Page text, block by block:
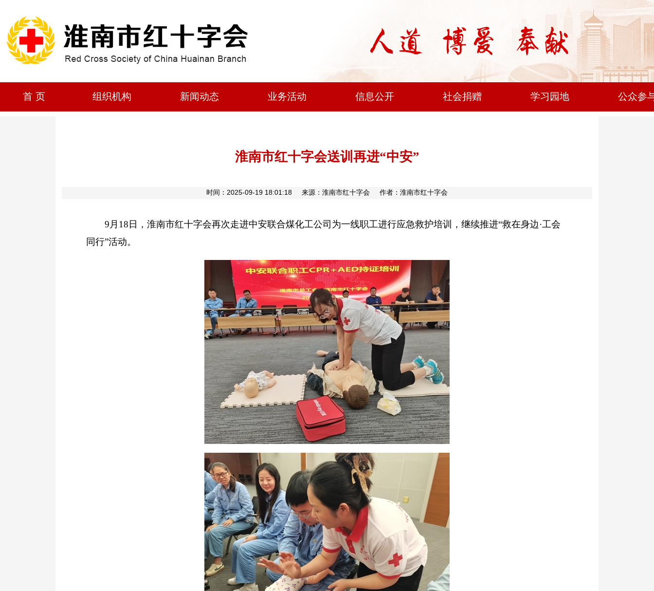
首 页 组织机构 新闻动态 业务活动 信息公开 社会捐赠 学习园地 公众参
淮南市红十字会送训再进“中安”
时间：2025-09-19 18:01:18 来源：淮南市红十字会 作者：淮南市红十字会
9月18日，淮南市红十字会再次走进中安联合煤化工公司为一线职工进行应急救护培训，继续推进“救在身边·工会
同行”活动。